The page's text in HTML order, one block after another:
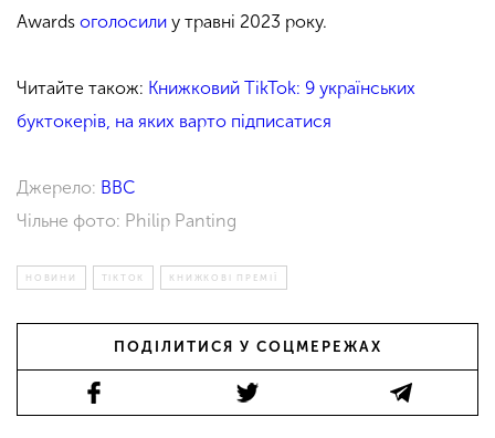
Awards оголосили у травні 2023 року.
Читайте також: Книжковий TikTok: 9 українських
буктокерів, на яких варто підписатися
Джерело: BBC
Чільне фото: Philip Panting
НОВИНИ TIKTOK КНИЖКОВІ ПРЕМІЇ
ПОДІЛИТИСЯ У СОЦМЕРЕЖАХ